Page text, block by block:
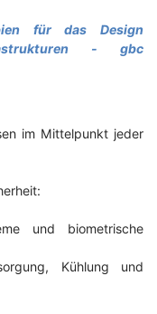
für das Design
- gbc
im Mittelpunkt jeder
und biometrische
Kühlung und